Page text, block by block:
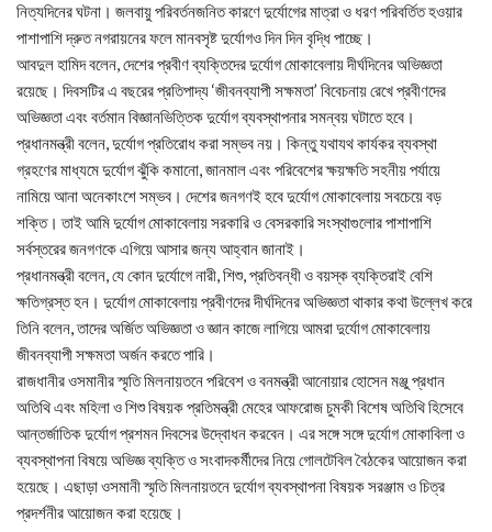
নিত্যদিনের ঘটনা। জলবায়ু পরিবর্তনজনিত কারণে দুর্যোগের মাত্রা ও ধরণ পরিবর্তিত হওয়ার
পাশাপাশি দ্রুত নগরায়নের ফলে মানবসৃষ্ট দুর্যোগও দিন দিন বৃদ্ধি পাচ্ছে।
আবদুল হামিদ বলেন, দেশের প্রবীণ ব্যক্তিদের দুর্যোগ মোকাবেলায় দীর্ঘদিনের অভিজ্ঞতা
রয়েছে। দিবসটির এ বছরের প্রতিপাদ্য ‘জীবনব্যাপী সক্ষমতা’ বিবেচনায় রেখে প্রবীণদের
অভিজ্ঞতা এবং বর্তমান বিজ্ঞানভিত্তিক দুর্যোগ ব্যবস্থাপনার সমন্বয় ঘটাতে হবে।
প্রধানমন্ত্রী বলেন, দুর্যোগ প্রতিরোধ করা সম্ভব নয়। কিন্তু যথাযথ কার্যকর ব্যবস্থা
গ্রহণের মাধ্যমে দুর্যোগ ঝুঁকি কমানো, জানমাল এবং পরিবেশের ক্ষয়ক্ষতি সহনীয় পর্যায়ে
নামিয়ে আনা অনেকাংশে সম্ভব। দেশের জনগণই হবে দুর্যোগ মোকাবেলায় সবচেয়ে বড়
শক্তি। তাই আমি দুর্যোগ মোকাবেলায় সরকারি ও বেসরকারি সংস্থাগুলোর পাশাপাশি
সর্বস্তরের জনগণকে এগিয়ে আসার জন্য আহ্বান জানাই।
প্রধানমন্ত্রী বলেন, যে কোন দুর্যোগে নারী, শিশু, প্রতিবন্ধী ও বয়স্ক ব্যক্তিরাই বেশি
ক্ষতিগ্রস্ত হন। দুর্যোগ মোকাবেলায় প্রবীণদের দীর্ঘদিনের অভিজ্ঞতা থাকার কথা উল্লেখ করে
তিনি বলেন, তাদের অর্জিত অভিজ্ঞতা ও জ্ঞান কাজে লাগিয়ে আমরা দুর্যোগ মোকাবেলায়
জীবনব্যাপী সক্ষমতা অর্জন করতে পারি।
রাজধানীর ওসমানীর স্মৃতি মিলনায়তনে পরিবেশ ও বনমন্ত্রী আনোয়ার হোসেন মঞ্জু প্রধান
অতিথি এবং মহিলা ও শিশু বিষয়ক প্রতিমন্ত্রী মেহের আফরোজ চুমকী বিশেষ অতিথি হিসেবে
আন্তর্জাতিক দুর্যোগ প্রশমন দিবসের উদ্বোধন করবেন। এর সঙ্গে সঙ্গে দুর্যোগ মোকাবিলা ও
ব্যবস্থাপনা বিষয়ে অভিজ্ঞ ব্যক্তি ও সংবাদকর্মীদের নিয়ে গোলটেবিল বৈঠকের আয়োজন করা
হয়েছে। এছাড়া ওসমানী স্মৃতি মিলনায়তনে দুর্যোগ ব্যবস্থাপনা বিষয়ক সরঞ্জাম ও চিত্র
প্রদর্শনীর আয়োজন করা হয়েছে।